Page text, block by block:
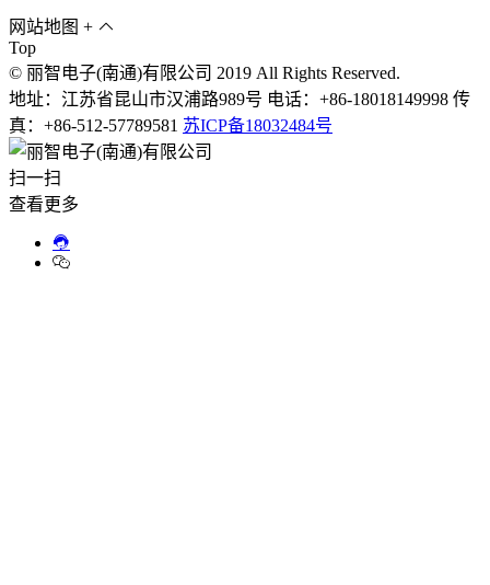
网站地图 +
Top
© 丽智电子(南通)有限公司 2019 All Rights Reserved.
地址：江苏省昆山市汉浦路989号 电话：+86-18018149998 传
真：+86-512-57789581 苏ICP备18032484号
扫一扫
查看更多